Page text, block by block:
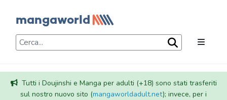
Tutti i Doujinshi e Manga per adulti (+18) sono stati trasferiti
sul nostro nuovo sito (mangaworldadult.net); invece, per i